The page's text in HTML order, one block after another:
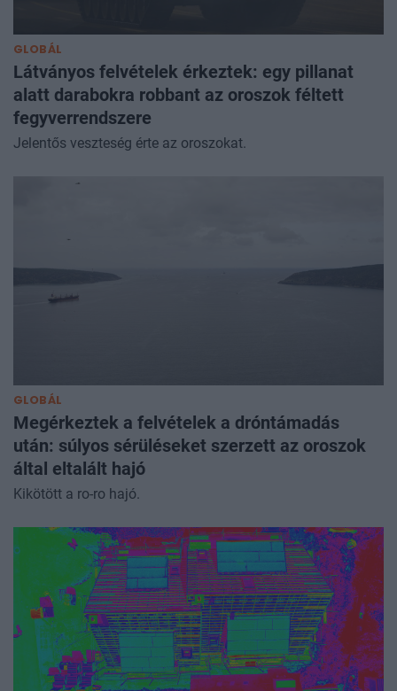
GLOBÁL
Látványos felvételek érkeztek: egy pillanat
alatt darabokra robbant az oroszok féltett
fegyverrendszere
Jelentős veszteség érte az oroszokat.
GLOBÁL
Megérkeztek a felvételek a dróntámadás
után: súlyos sérüléseket szerzett az oroszok
által eltalált hajó
Kikötött a ro-ro hajó.